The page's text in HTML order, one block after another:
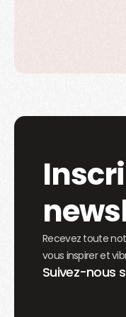
Recevez toute
vous inspirer et
Suivez-nous